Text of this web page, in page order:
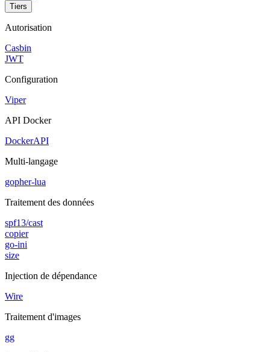
Tiers
Autorisation
Casbin
JWT
Configuration
Viper
API Docker
DockerAPI
Multi-langage
gopher-lua
Traitement des données
spf13/cast
copier
go-ini
size
Injection de dépendance
Wire
Traitement d'images
gg